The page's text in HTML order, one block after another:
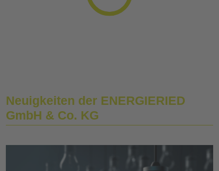
Neuigkeiten der ENERGIERIED
GmbH & Co. KG